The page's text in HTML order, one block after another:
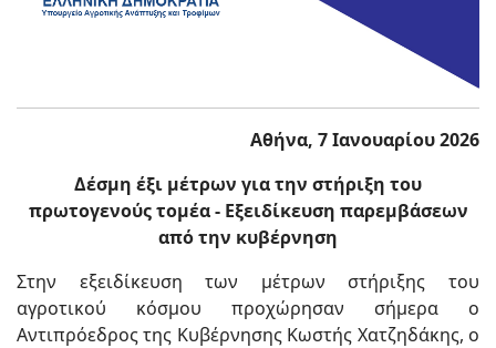
Αθήνα, 7 Ιανουαρίου 2026
Δέσμη έξι μέτρων για την στήριξη του
πρωτογενούς τομέα - Εξειδίκευση παρεμβάσεων
από την κυβέρνηση
Στην εξειδίκευση των μέτρων στήριξης του
αγροτικού κόσμου προχώρησαν σήμερα ο
Αντιπρόεδρος της Κυβέρνησης Κωστής Χατζηδάκης, ο